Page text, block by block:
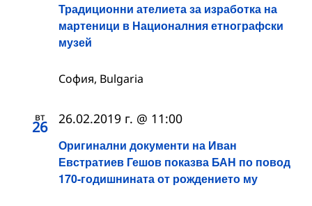
Традиционни ателиета за изработка на
мартеници в Националния етнографски
музей
София, Bulgaria
вт
26
Оригинални документи на Иван
Евстратиев Гешов показва БАН по повод
170-годишнината от рождението му
26.02.2019 г. @ 11:00